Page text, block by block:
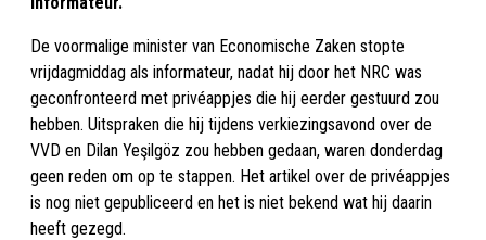
De voormalige minister van Economische Zaken stopte
vrijdagmiddag als informateur, nadat hij door het NRC was
geconfronteerd met privéappjes die hij eerder gestuurd zou
hebben. Uitspraken die hij tijdens verkiezingsavond over de
VVD en Dilan Yeşilgöz zou hebben gedaan, waren donderdag
geen reden om op te stappen. Het artikel over de privéappjes
is nog niet gepubliceerd en het is niet bekend wat hij daarin
heeft gezegd.